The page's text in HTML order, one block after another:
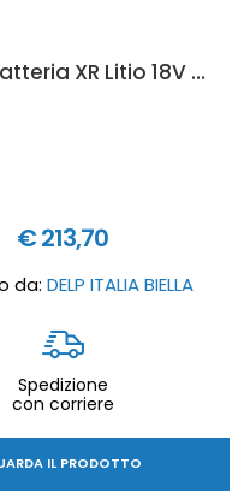
Dewalt Batteria XR Litio 18V 2.0Ah - DCB183-XJ
€ 213,70
da:DELP ITALIA BIELLA
Spedizione
con corriere
IL PRODOTTO